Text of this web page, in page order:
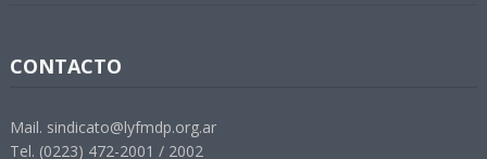
CONTACTO
Mail. sindicato@lyfmdp.org.ar
Tel. (0223) 472-2001 / 2002